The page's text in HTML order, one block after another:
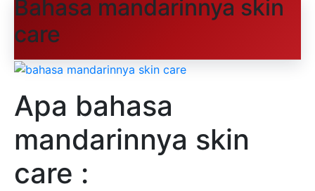
Bahasa mandarinnya skin
care
Apa bahasa
mandarinnya skin
care :